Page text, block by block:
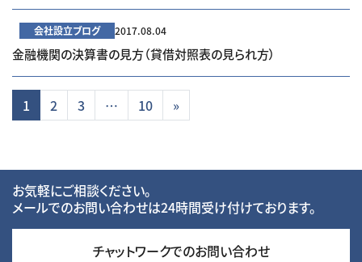
金融機関の決算書の見方（貸借対照表の見られ方）
会社設立ブログ 2017.08.04
投稿ナビゲーション
1 2 3 … 10 »
お気軽にご相談ください。
メールでのお問い合わせは24時間受け付けております。
チャットワークでのお問い合わせ